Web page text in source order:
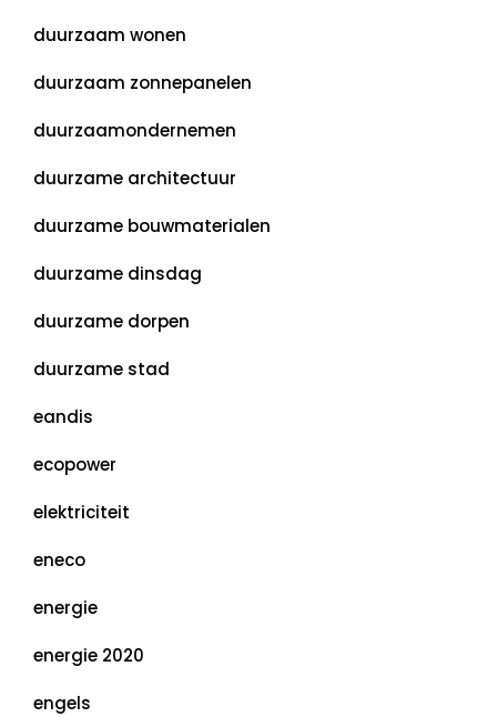
duurzaam wonen
duurzaam zonnepanelen
duurzaamondernemen
duurzame architectuur
duurzame bouwmaterialen
duurzame dinsdag
duurzame dorpen
duurzame stad
eandis
ecopower
elektriciteit
eneco
energie
energie 2020
engels